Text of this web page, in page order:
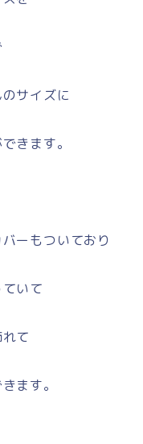
サイズに
きます。
ーもついており
いて
て
ます。